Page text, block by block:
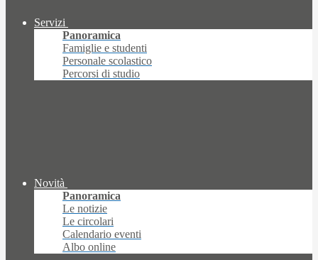
Servizi
Panoramica
Famiglie e studenti
Personale scolastico
Percorsi di studio
Novità
Panoramica
Le notizie
Le circolari
Calendario eventi
Albo online